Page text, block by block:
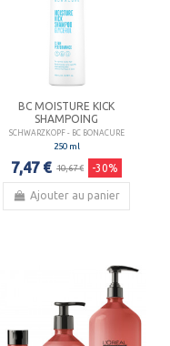
BC MOISTURE KICK
SHAMPOING
SCHWARZKOPF - BC BONACURE
250 ml
7,47 € 10,67 € -30%
Ajouter au panier